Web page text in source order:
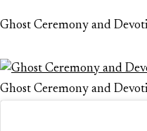
Ghost Ceremony and
Ghost Ceremony and